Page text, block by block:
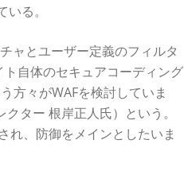
る。
ャとユーザー定義のフィルタ
自体のセキュアコーディング
方々がWAFを検討していま
ター 根岸正人氏）という。
れ、防御をメインとしたいま